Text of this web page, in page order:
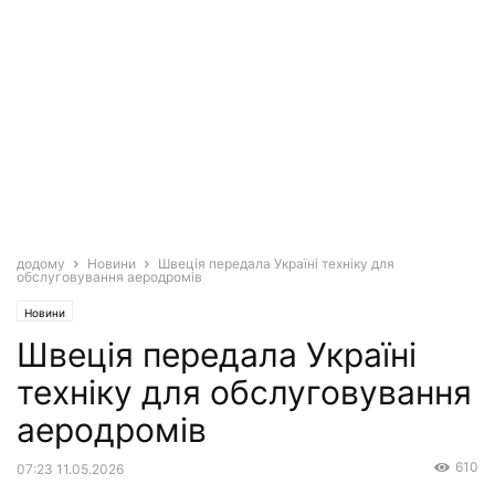
додому Новини
Швеція передала Україні техніку для
обслуговування аеродромів
Новини
Швеція передала Україні
техніку для обслуговування
аеродромів
07:23 11.05.2026 610